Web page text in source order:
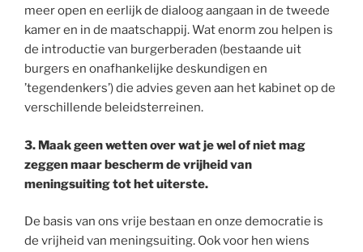
meer open en eerlijk de dialoog aangaan in de tweede
kamer en in de maatschappij. Wat enorm zou helpen is
de introductie van burgerberaden (bestaande uit
burgers en onafhankelijke deskundigen en
’tegendenkers’) die advies geven aan het kabinet op de
verschillende beleidsterreinen.
3. Maak geen wetten over wat je wel of niet mag
zeggen maar bescherm de vrijheid van
meningsuiting tot het uiterste.
De basis van ons vrije bestaan en onze democratie is
de vrijheid van meningsuiting. Ook voor hen wiens